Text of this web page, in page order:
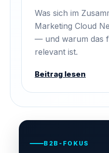
Was sich im
Marketing Cloud
— und warum das
relevant ist.
Beitrag lesen
B2B-FOKUS